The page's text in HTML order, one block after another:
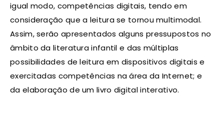
igual modo, competências digitais, tendo em
consideração que a leitura se tornou multimodal.
Assim, serão apresentados alguns pressupostos no
âmbito da literatura infantil e das múltiplas
possibilidades de leitura em dispositivos digitais e
exercitadas competências na área da Internet; e
da elaboração de um livro digital interativo.